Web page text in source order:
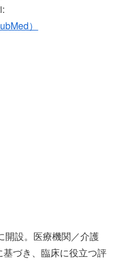
）
開設。医療機関／介護
づき、臨床に役立つ評